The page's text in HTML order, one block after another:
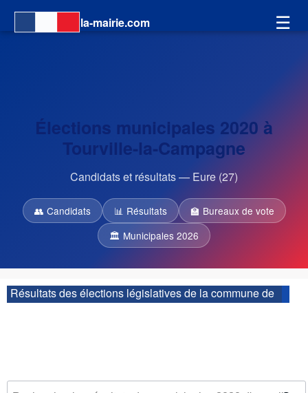
la-mairie.com ☰
Élections municipales 2020 à
Tourville-la-Campagne
Candidats et résultats — Eure (27)
👥 Candidats 📊 Résultats
🏫 Bureaux de vote
🏛 Municipales 2026
Résultats des élections législatives de la commune de
Tourville-la-Campagne :| 4ème circonscription